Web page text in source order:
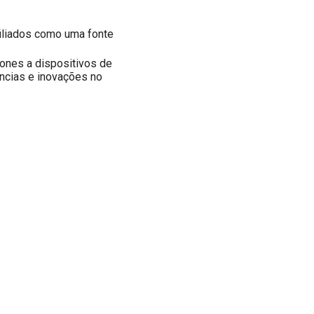
como uma fonte
a dispositivos de
e inovações no